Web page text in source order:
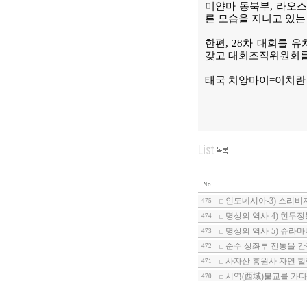
미얀마 동북부, 라오
른 모습을 지니고 있
한편, 28차 대회를 유
갖고 대회조직위원회
태국 치앙마이=이치
No
475 인도네시아-3) 스리
474 명상의 역사-4) 힌두
473 명상의 역사-5) 슈라
472 순수 상좌부 전통을
471 사자산 흥원사 자연
470 서역(西域)불교를 가